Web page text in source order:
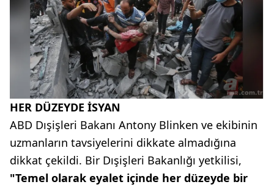
HER DÜZEYDE İSYAN
ABD Dışişleri Bakanı Antony Blinken ve ekibinin
uzmanların tavsiyelerini dikkate almadığına
dikkat çekildi. Bir Dışişleri Bakanlığı yetkilisi,
"Temel olarak eyalet içinde her düzeyde bir